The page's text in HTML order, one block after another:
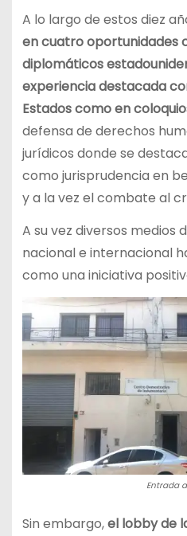
A lo largo de estos diez
en cuatro oportunidades
diplomáticos
experiencia destacada
Estados como en
defensa de derechos
jurídicos donde se
como jurisprudencia en
y a la vez el combate al
A su vez diversos medios
nacional e internacional
como una iniciativa
Entrada
Sin embargo,el lobby de